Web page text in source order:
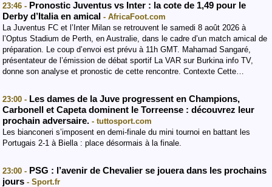
23:46 - Pronostic Juventus vs Inter : la cote de 1,49 pour le
Derby d’Italia en amical - AfricaFoot.com
La Juventus FC et l’Inter Milan se retrouvent le samedi 8 août 2026 à
l’Optus Stadium de Perth, en Australie, dans le cadre d’un match amical de
préparation. Le coup d’envoi est prévu à 11h GMT. Mahamad Sangaré,
présentateur de l’émission de débat sportif La VAR sur Burkina info TV,
donne son analyse et pronostic de cette rencontre. Contexte Cette…
23:00 - Les dames de la Juve progressent en Champions,
Carbonell et Capeta dominent le Torreense : découvrez leur
prochain adversaire. - tuttosport.com
Les bianconeri s’imposent en demi-finale du mini tournoi en battant les
Portugais 2-1 à Biella : place désormais à la finale.
23:00 - PSG : l’avenir de Chevalier se jouera dans les prochains
jours - Sport.fr